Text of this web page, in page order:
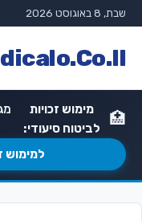
שבת, 8 באוגוסט 2026
🏥
מימוש זכויות
לביטוח סיעודי:
למימוש